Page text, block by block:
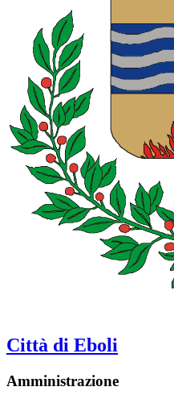
Città di Eboli
Amministrazione